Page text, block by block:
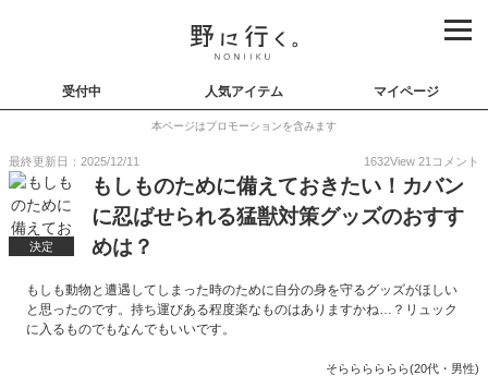
受付中 人気アイテム マイページ
本ページはプロモーションを含みます
最終更新日：2025/12/11 1632View 21 コメント
決定
もしものために備えておきたい！カバン
に忍ばせられる猛獣対策グッズのおすす
めは？
もしも動物と遭遇してしまった時のために自分の身を守るグッズがほしい
と思ったのです。持ち運びある程度楽なものはありますかね…？リュック
に入るものでもなんでもいいです。
そらららららら(20代・男性)